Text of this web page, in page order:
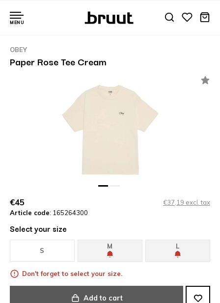
MENU
OBEY
Paper Rose Tee Cream
€45
€37,19 excl. tax
Article code: 165264300
Select your size
S
M L
Don't forget to select your size.
Add to cart